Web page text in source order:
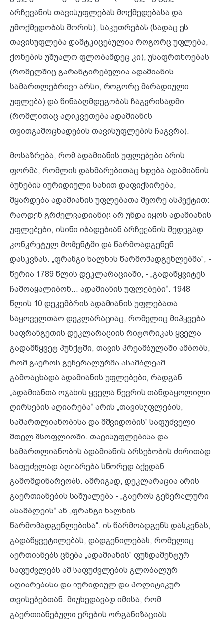
არჩევანის თავისუფლებას მოქმედებასა და
უმოქმედობას შორის), საკუთრებას (სადაც ეს
თავისუფლება დამტკიცებულია როგორც უფლება,
ქონების უშუალო ფლობამდეც კი), უსაფრთხოებას
(რომელშიც გარანტირებულია ადამიანის
სამართლებრივი არსი, როგორც მარადიული
უფლება) და წინააღმდეგობას ჩაგვრისადმი
(რომლითაც აღიკვეთება ადამიანის
თვითგამოცხადების თავისუფლების ჩაგვრა).
მოსაზრება, რომ ადამიანის უფლებები არის
ფორმა, რომლის დახმარებითაც ხდება ადამიანის
ბუნების იურიდიული სახით დაფიქსირება,
მყარდება ადამიანის უფლებათა მეორე ასპექტით:
რაოდენ გრძელვადიანიც არ უნდა იყოს ადამიანის
უფლებები, ისინი იბადებიან არჩევანის შედეგად
კონკრეტულ მომენტში და წარმოადგენენ
დასკვნას. „ფრანგი ხალხის წარმომადგენლებმა“, -
წერია 1789 წლის დეკლარაციაში, - „გადაწყვიტეს
ჩამოაყალიბონ... ადამიანის უფლებები“. 1948
წლის 10 დეკემბრის ადამიანის უფლებათა
საყოველთაო დეკლარაციაც, რომელიც მიჰყვება
საფრანგეთის დეკლარაციის რიტორიკას ყველა
გადამწყვეტ პუნქტში, თავის პრეამბულაში ამბობს,
რომ გაეროს გენერალურმა ასამბლეამ
გამოაცხადა ადამიანის უფლებები, რადგან
„ადამიანთა ოჯახის ყველა წევრის თანდაყოლილი
ღირსების აღიარება“ არის „თავისუფლების,
სამართლიანობისა და მშვიდობის“ საფუძველი
მთელ მსოფლიოში. თავისუფლებისა და
სამართლიანობის ადამიანის არსებობის ძირითად
საფუძვლად აღიარება სწორედ აქედან
გამომდინარეობს. ამრიგად, დეკლარაცია არის
გაერთიანების საშუალება - „გაეროს გენერალური
ასამბლეის“ ან „ფრანგი ხალხის
წარმომადგენლებისა“. ის წარმოადგენს დასკვნას,
გადაწყვეტილებას, დადგენილებას, რომელიც
აერთიანებს ცნება „ადამიანის“ ფუნდამენტურ
საფუძვლებს ამ საფუძვლების გლობალურ
აღიარებასა და იურიდიულ და პოლიტიკურ
თვისებებთან. მიუხედავად იმისა, რომ
გაერთიანებული ერების ორგანიზაციას